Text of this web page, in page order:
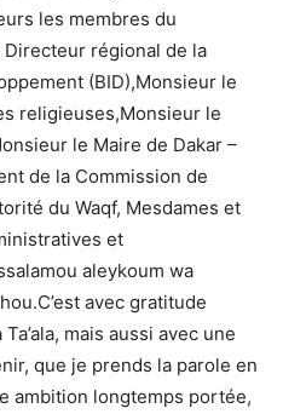
les membres du
régional de la
(BID),Monsieur le
religieuses,Monsieur le
le Maire de Dakar –
de la Commission de
du Waqf, Mesdames et
et
aleykoum wa
avec gratitude
mais aussi avec une
que je prends la parole en
ambition longtemps portée,